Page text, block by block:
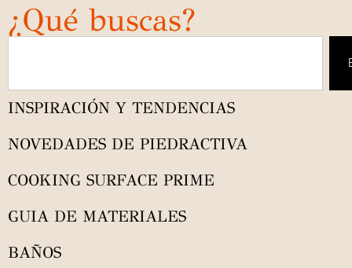
¿Qué buscas?
INSPIRACIÓN Y TENDENCIAS
NOVEDADES DE PIEDRACTIVA
COOKING SURFACE PRIME
GUIA DE MATERIALES
BAÑOS